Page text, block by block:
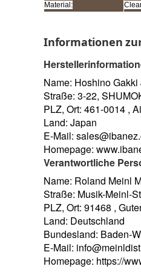
Material:
Informationen
Name: Hoshino Gakki
Straße: 3-22,
PLZ, Ort: 461-0014 ,
Land: Japan
E-Mail:
Homepage:
Verantwortliche
Name: Roland Meinl
Straße: Musik-Meinl-
PLZ, Ort: 91468 ,
Land: Deutschland
Bundesland: Baden-
E-Mail:
Homepage: https://